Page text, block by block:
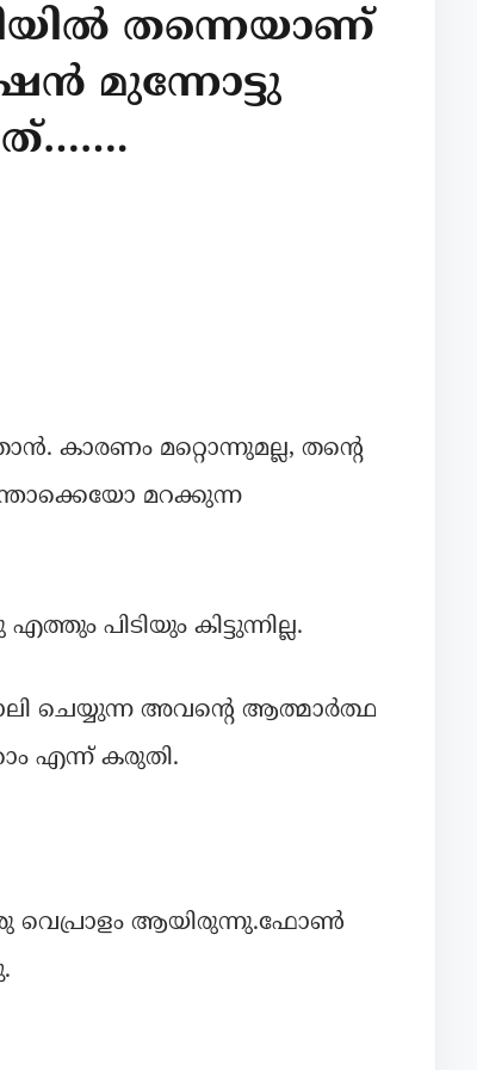
തന്നെയാണ്
മുന്നോട്ടു
കാരണം മറ്റൊന്നുമല്ല, തന്റെ
മറക്കുന്ന
പിടിയും കിട്ടുന്നില്ല.
ചെയ്യുന്ന അവന്റെ ആത്മാർത്ഥ
എന്ന് കരുതി.
ആയിരുന്നു.ഫോൺ